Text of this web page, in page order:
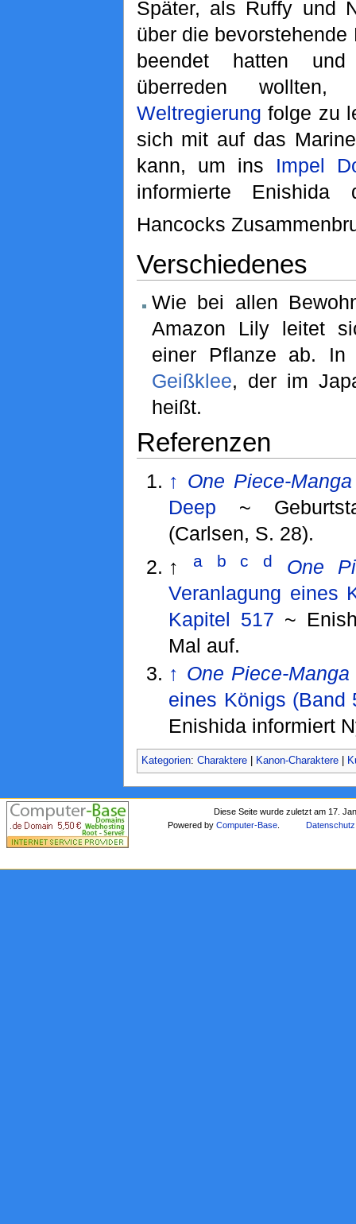
Später, als Ruffy und
über die
beendet hatten
überreden
Weltregierung folge zu
sich mit auf das
kann, um ins Impel
informierte
Hancocks
Verschiedenes
Wie bei allen
Amazon Lily leitet
einer Pflanze ab.
Geißklee, der im
heißt.
Referenzen
↑ One Piece-Manga
Deep ~
(Carlsen, S. 28).
↑
a b c d
One
Veranlagung eines
Kapitel 517 ~
Mal auf.
↑ One Piece-Manga
eines Königs (Band
Enishida informiert
Kategorien: Charaktere| Kanon-Charaktere|
Diese Seite wurde zuletzt am 17.
Powered byComputer-Base Datenschutz